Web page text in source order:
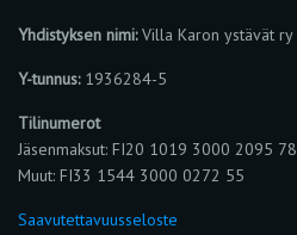
Yhdistyksen nimi:Villa Karon ystävät ry
Y-tunnus:1936284-5
Tilinumerot
Jäsenmaksut: FI20 1019 3000 2095 78
Muut: FI33 1544 3000 0272 55
Saavutettavuusseloste